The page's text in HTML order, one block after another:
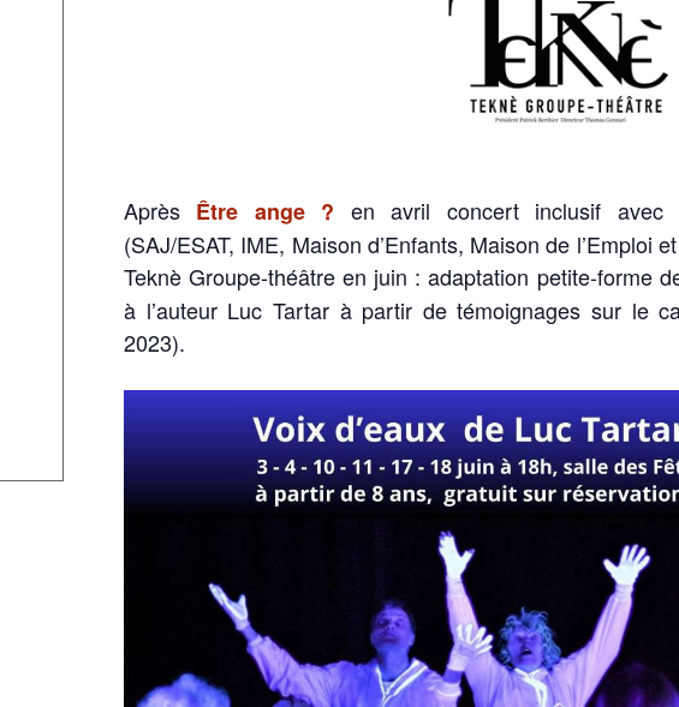
Après Être ange ? en avril concert inclusif avec
(SAJ/ESAT, IME, Maison d’Enfants, Maison de l’Emploi
Teknè Groupe-théâtre en juin : adaptation petite-forme
à l’auteur Luc Tartar à partir de témoignages sur le
2023).